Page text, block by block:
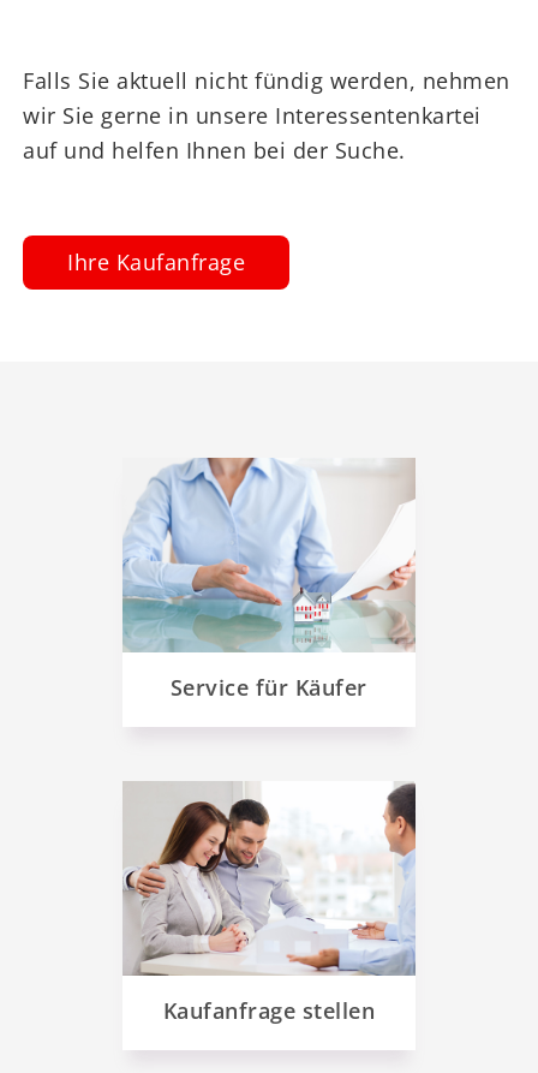
Falls Sie aktuell nicht fündig werden, nehmen
wir Sie gerne in unsere Interessentenkartei
auf und helfen Ihnen bei der Suche.
Ihre Kaufanfrage
Service für Käufer
Kaufanfrage stellen